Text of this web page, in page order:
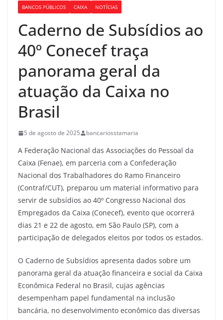
BANCOS PÚBLICOS CAIXA NOTÍCIAS
Caderno de Subsídios ao
40º Conecef traça
panorama geral da
atuação da Caixa no
Brasil
5 de agosto de 2025 bancariosstamaria
A Federação Nacional das Associações do Pessoal da
Caixa (Fenae), em parceria com a Confederação
Nacional dos Trabalhadores do Ramo Financeiro
(Contraf/CUT), preparou um material informativo para
servir de subsídios ao 40º Congresso Nacional dos
Empregados da Caixa (Conecef), evento que ocorrerá
dias 21 e 22 de agosto, em São Paulo (SP), com a
participação de delegados eleitos por todos os estados.
O Caderno de Subsídios apresenta dados sobre um
panorama geral da atuação financeira e social da Caixa
Econômica Federal no Brasil, cujas agências
desempenham papel fundamental na inclusão
bancária, no desenvolvimento econômico das diversas